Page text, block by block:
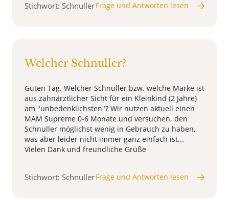
Stichwort: SchnullerFrage und Antworten lesen
Welcher Schnuller?
Guten Tag. Welcher Schnuller bzw. welche Marke ist
aus zahnärztlicher Sicht für ein Kleinkind (2 Jahre)
am "unbedenklichsten"? Wir nutzen aktuell einen
MAM Supreme 0-6 Monate und versuchen, den
Schnuller möglichst wenig in Gebrauch zu haben,
was aber leider nicht immer ganz einfach ist...
Vielen Dank und freundliche Grüße
Stichwort: SchnullerFrage und Antworten lesen